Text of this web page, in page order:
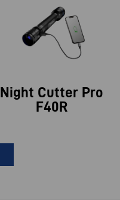
Night Cutter Pro
F40R